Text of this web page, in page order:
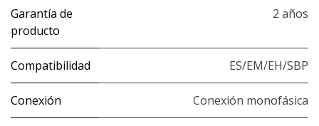
Garantía de
producto
2 años
Compatibilidad ES/EM/EH/SBP
Conexión Conexión monofásica